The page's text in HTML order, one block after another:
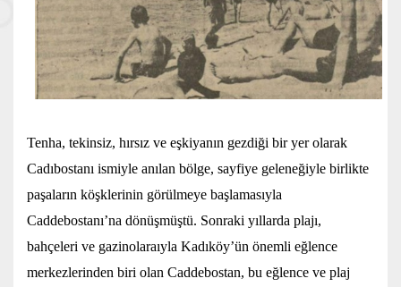
Tenha, tekinsiz, hırsız ve eşkiyanın gezdiği bir yer olarak
Cadıbostanı ismiyle anılan bölge, sayfiye geleneğiyle birlikte
paşaların köşklerinin görülmeye başlamasıyla
Caddebostanı’na dönüşmüştü. Sonraki yıllarda plajı,
bahçeleri ve gazinolaraıyla Kadıköy’ün önemli eğlence
merkezlerinden biri olan Caddebostan, bu eğlence ve plaj